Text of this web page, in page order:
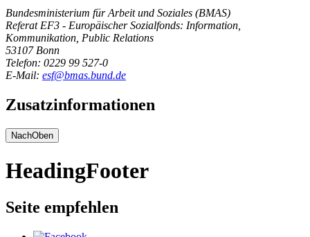
Bundesministerium für Arbeit und Soziales (BMAS)
Referat EF3 - Europäischer Sozialfonds: Information,
Kommunikation, Public Relations
53107 Bonn
Telefon: 0229 99 527-0
E-Mail: esf@bmas.bund.de
Zusatzinformationen
NachOben
HeadingFooter
Seite empfehlen